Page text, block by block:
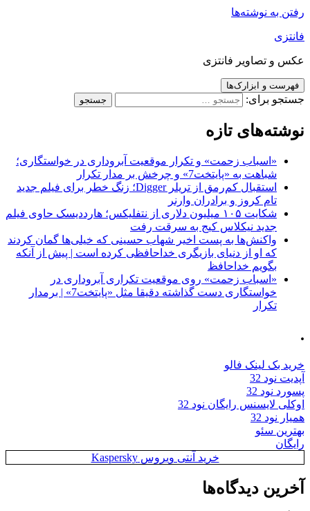
رفتن به نوشته‌ها
فانتزی
عکس و تصاویر فانتزی
فهرست و ابزارک‌ها
جستجو برای:
نوشته‌های تازه
«اسباب زحمت» و تکرار موقعیت آبروداری در خواستگاری؛
شباهت به «پایتخت7» و چرخش بر مدار تکرار
استقبال کم‌رمق از تریلر Digger؛ زنگ خطر برای فیلم جدید
تام کروز و برادران وارنر
شکایت ۱۰۵ میلیون دلاری از نتفلیکس؛ هارددیسک حاوی فیلم
جدید نیکلاس کیج به سرقت رفت
واکنش‌ها به پست اخیر شهاب حسینی که خیلی‌ها گمان کردند
که او از دنیای بازیگری خداحافظی کرده است | پیش از آنکه
بگویم خداحافظ
«اسباب زحمت» روی موقعیت تکراری آبروداری در
خواستگاری دست گذاشته دقیقا مثل «پایتخت7» | برمدار
تکرار
.
خرید بک لینک فالو
آپدیت نود 32
پسورد نود 32
اوکلی لایسنس رایگان نود 32
همیار نود 32
بهترین سئو
رایگان
خرید آنتی ویروس Kaspersky
آخرین دیدگاه‌ها